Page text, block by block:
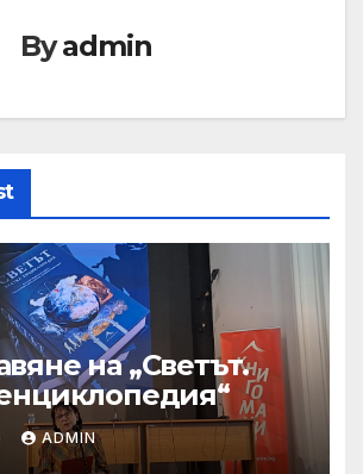
Byadmin
на „Светът.
ADMIN